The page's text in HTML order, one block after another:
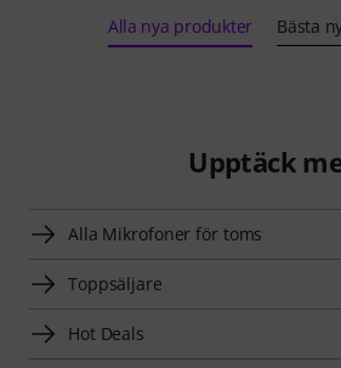
Alla nya produkter Bästa
Upptäck
Alla Mikrofoner för toms
Toppsäljare
Hot Deals